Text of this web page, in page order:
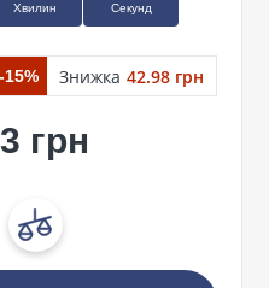
Хвилин Секунд
-15% Знижка 42.98 грн
грн